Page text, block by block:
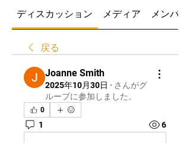
ディスカッション メディア メンバー
戻る
Joanne Smith
2025年10月30日 · さんがグ
ループに参加しました。
0
1 6